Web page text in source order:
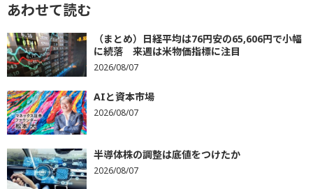
あわせて読む
（まとめ）日経平均は76円安の65,606円で小幅
に続落 来週は米物価指標に注目
2026/08/07
AIと資本市場
2026/08/07
半導体株の調整は底値をつけたか
2026/08/07